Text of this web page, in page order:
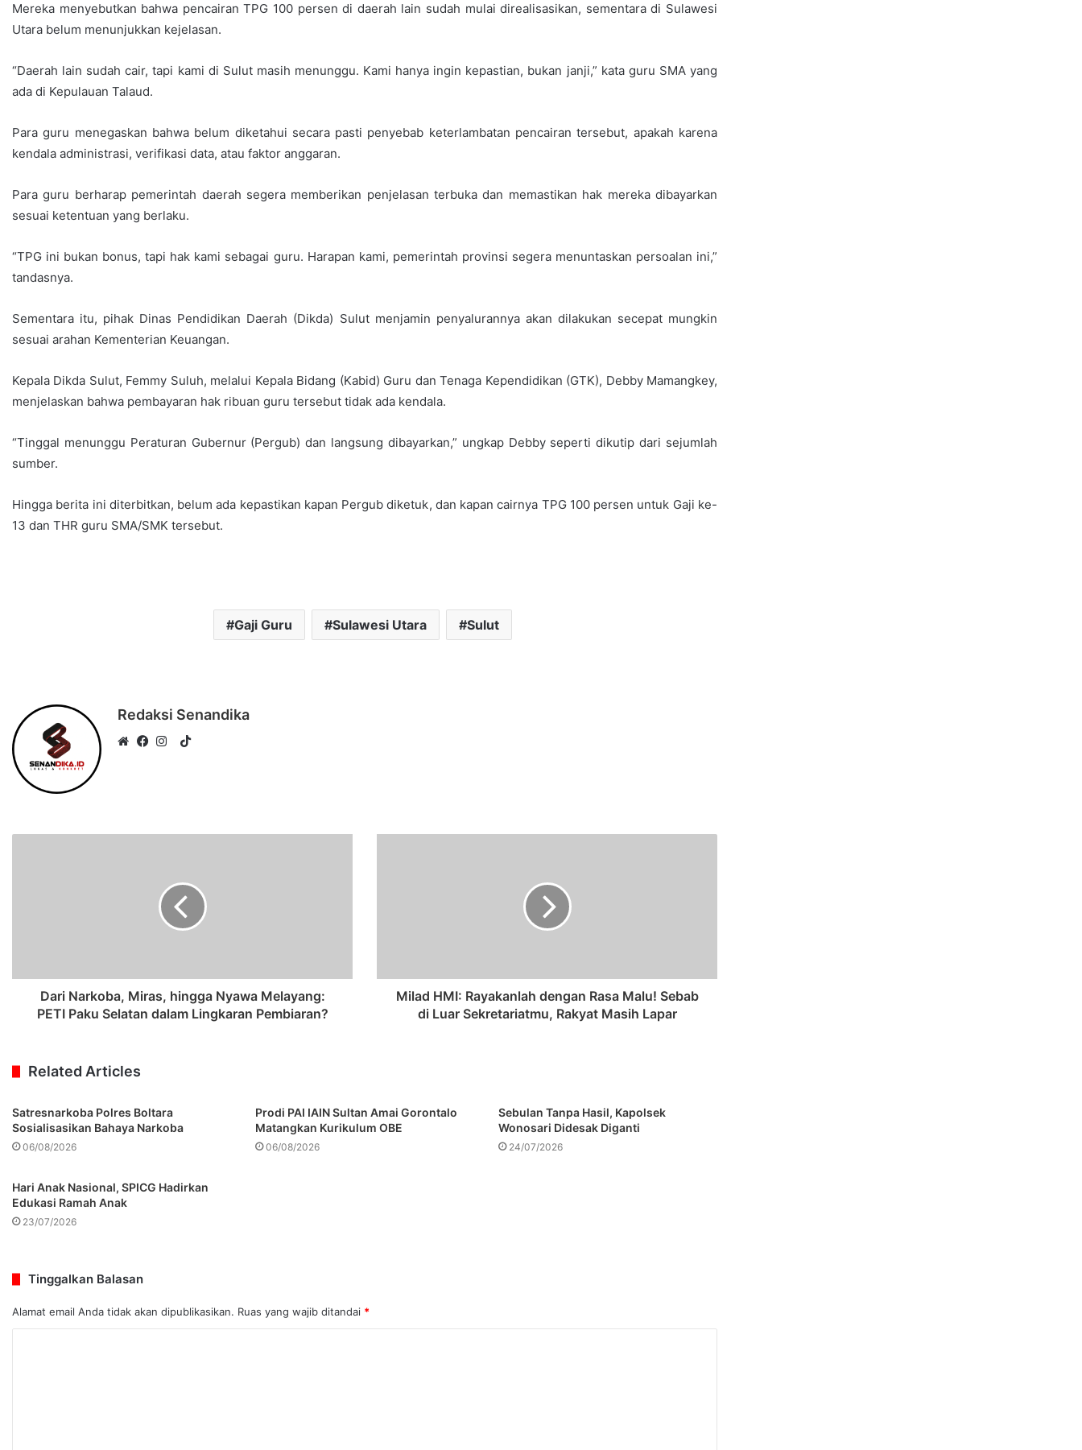
Mereka menyebutkan bahwa pencairan TPG 100 persen di daerah lain sudah mulai direalisasikan, sementara di Sulawesi
Utara belum menunjukkan kejelasan.
“Daerah lain sudah cair, tapi kami di Sulut masih menunggu. Kami hanya ingin kepastian, bukan janji,” kata guru SMA yang
ada di Kepulauan Talaud.
Para guru menegaskan bahwa belum diketahui secara pasti penyebab keterlambatan pencairan tersebut, apakah karena
kendala administrasi, verifikasi data, atau faktor anggaran.
Para guru berharap pemerintah daerah segera memberikan penjelasan terbuka dan memastikan hak mereka dibayarkan
sesuai ketentuan yang berlaku.
“TPG ini bukan bonus, tapi hak kami sebagai guru. Harapan kami, pemerintah provinsi segera menuntaskan persoalan ini,”
tandasnya.
Sementara itu, pihak Dinas Pendidikan Daerah (Dikda) Sulut menjamin penyalurannya akan dilakukan secepat mungkin
sesuai arahan Kementerian Keuangan.
Kepala Dikda Sulut, Femmy Suluh, melalui Kepala Bidang (Kabid) Guru dan Tenaga Kependidikan (GTK), Debby Mamangkey,
menjelaskan bahwa pembayaran hak ribuan guru tersebut tidak ada kendala.
“Tinggal menunggu Peraturan Gubernur (Pergub) dan langsung dibayarkan,” ungkap Debby seperti dikutip dari sejumlah
sumber.
Hingga berita ini diterbitkan, belum ada kepastikan kapan Pergub diketuk, dan kapan cairnya TPG 100 persen untuk Gaji ke-
13 dan THR guru SMA/SMK tersebut.
Gaji Guru Sulawesi Utara Sulut
Redaksi Senandika
TikTok
Dari Narkoba, Miras, hingga Nyawa Melayang:
PETI Paku Selatan dalam Lingkaran Pembiaran?
Milad HMI: Rayakanlah dengan Rasa Malu! Sebab
di Luar Sekretariatmu, Rakyat Masih Lapar
Related Articles
Satresnarkoba Polres Boltara
Sosialisasikan Bahaya Narkoba
06/08/2026
Prodi PAI IAIN Sultan Amai Gorontalo
Matangkan Kurikulum OBE
06/08/2026
Sebulan Tanpa Hasil, Kapolsek
Wonosari Didesak Diganti
24/07/2026
Hari Anak Nasional, SPICG Hadirkan
Edukasi Ramah Anak
23/07/2026
Tinggalkan Balasan
Alamat email Anda tidak akan dipublikasikan. Ruas yang wajib ditandai *